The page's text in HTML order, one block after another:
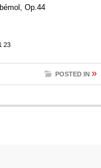
Op.44
23
POSTED IN »